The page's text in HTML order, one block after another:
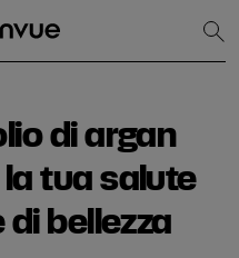
di argan
tua salute
bellezza